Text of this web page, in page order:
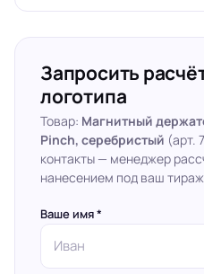
Запросить
логотипа
Товар: Магнитный
Pinch, серебристый (арт.
контакты — менеджер
нанесением под ваш
Ваше имя *